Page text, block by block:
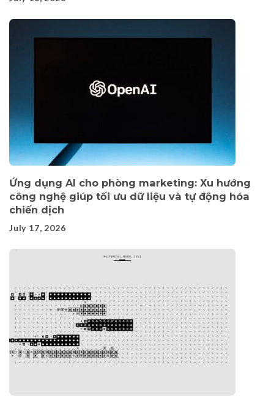
Ứng dụng AI cho phòng marketing: Xu hướng
công nghệ giúp tối ưu dữ liệu và tự động hóa
chiến dịch
July 17, 2026